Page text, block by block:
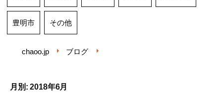
豊明市 その他
chaoo.jp ブログ
月別: 2018年6月